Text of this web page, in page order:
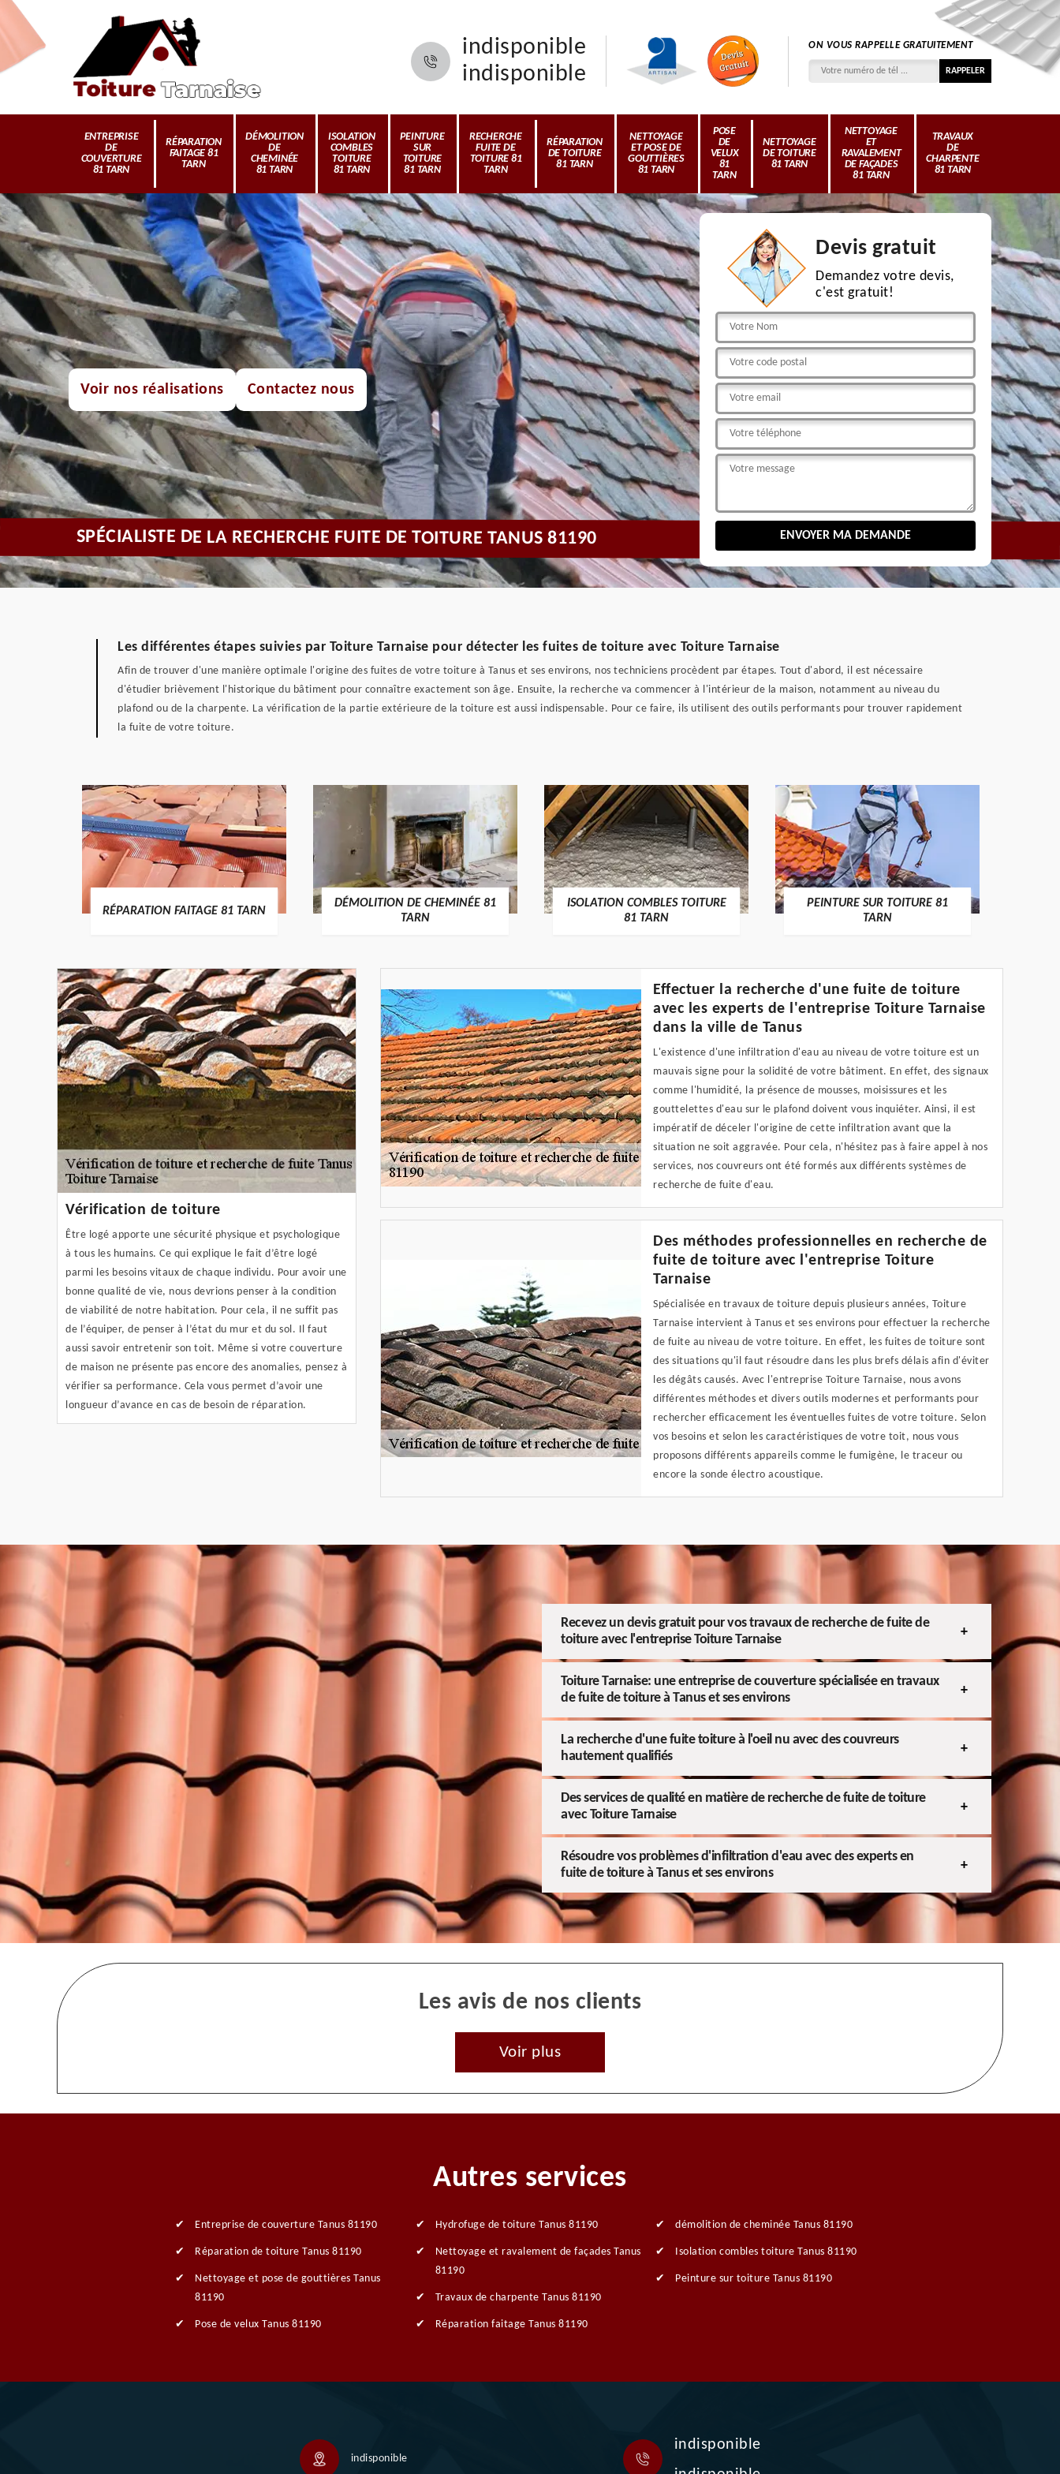
indisponible
indisponible
ON VOUS RAPPELLE GRATUITEMENT
ENTREPRISE
DE
COUVERTURE
81 TARN
RÉPARATION
FAITAGE 81
TARN
DÉMOLITION
DE
CHEMINÉE
81 TARN
ISOLATION
COMBLES
TOITURE
81 TARN
PEINTURE
SUR
TOITURE
81 TARN
RECHERCHE
FUITE DE
TOITURE 81
TARN
RÉPARATION
DE TOITURE
81 TARN
NETTOYAGE
ET POSE DE
GOUTTIÈRES
81 TARN
POSE
DE
VELUX
81
TARN
NETTOYAGE
DE TOITURE
81 TARN
NETTOYAGE
ET
RAVALEMENT
DE FAÇADES
81 TARN
TRAVAUX
DE
CHARPENTE
81 TARN
Voir nos réalisations Contactez nous
Devis gratuit
Demandez votre devis,
c'est gratuit!
SPÉCIALISTE DE LA RECHERCHE FUITE DE TOITURE TANUS 81190
Les différentes étapes suivies par Toiture Tarnaise pour détecter les fuites de toiture avec Toiture Tarnaise
Afin de trouver d'une manière optimale l'origine des fuites de votre toiture à Tanus et ses environs, nos techniciens procèdent par étapes. Tout d'abord, il est nécessaire
d'étudier brièvement l'historique du bâtiment pour connaître exactement son âge. Ensuite, la recherche va commencer à l'intérieur de la maison, notamment au niveau du
plafond ou de la charpente. La vérification de la partie extérieure de la toiture est aussi indispensable. Pour ce faire, ils utilisent des outils performants pour trouver rapidement
la fuite de votre toiture.
RÉPARATION FAITAGE 81 TARN
DÉMOLITION DE CHEMINÉE 81
TARN
ISOLATION COMBLES TOITURE
81 TARN
PEINTURE SUR TOITURE 81
TARN
Vérification de toiture
Être logé apporte une sécurité physique et psychologique
à tous les humains. Ce qui explique le fait d’être logé
parmi les besoins vitaux de chaque individu. Pour avoir une
bonne qualité de vie, nous devrions penser à la condition
de viabilité de notre habitation. Pour cela, il ne suffit pas
de l’équiper, de penser à l’état du mur et du sol. Il faut
aussi savoir entretenir son toit. Même si votre couverture
de maison ne présente pas encore des anomalies, pensez à
vérifier sa performance. Cela vous permet d’avoir une
longueur d’avance en cas de besoin de réparation.
Effectuer la recherche d'une fuite de toiture
avec les experts de l'entreprise Toiture Tarnaise
dans la ville de Tanus
L'existence d'une infiltration d'eau au niveau de votre toiture est un
mauvais signe pour la solidité de votre bâtiment. En effet, des signaux
comme l'humidité, la présence de mousses, moisissures et les
gouttelettes d'eau sur le plafond doivent vous inquiéter. Ainsi, il est
impératif de déceler l'origine de cette infiltration avant que la
situation ne soit aggravée. Pour cela, n'hésitez pas à faire appel à nos
services, nos couvreurs ont été formés aux différents systèmes de
recherche de fuite d'eau.
Des méthodes professionnelles en recherche de
fuite de toiture avec l'entreprise Toiture
Tarnaise
Spécialisée en travaux de toiture depuis plusieurs années, Toiture
Tarnaise intervient à Tanus et ses environs pour effectuer la recherche
de fuite au niveau de votre toiture. En effet, les fuites de toiture sont
des situations qu'il faut résoudre dans les plus brefs délais afin d'éviter
les dégâts causés. Avec l'entreprise Toiture Tarnaise, nous avons
différentes méthodes et divers outils modernes et performants pour
rechercher efficacement les éventuelles fuites de votre toiture. Selon
vos besoins et selon les caractéristiques de votre toit, nous vous
proposons différents appareils comme le fumigène, le traceur ou
encore la sonde électro acoustique.
Recevez un devis gratuit pour vos travaux de recherche de fuite de
toiture avec l'entreprise Toiture Tarnaise
Toiture Tarnaise: une entreprise de couverture spécialisée en travaux
de fuite de toiture à Tanus et ses environs
La recherche d'une fuite toiture à l'oeil nu avec des couvreurs
hautement qualifiés
Des services de qualité en matière de recherche de fuite de toiture
avec Toiture Tarnaise
Résoudre vos problèmes d'infiltration d'eau avec des experts en
fuite de toiture à Tanus et ses environs
Les avis de nos clients
Voir plus
Autres services
Entreprise de couverture Tanus 81190
Réparation de toiture Tanus 81190
Nettoyage et pose de gouttières Tanus
81190
Pose de velux Tanus 81190
Hydrofuge de toiture Tanus 81190
Nettoyage et ravalement de façades Tanus
81190
Travaux de charpente Tanus 81190
Réparation faitage Tanus 81190
démolition de cheminée Tanus 81190
Isolation combles toiture Tanus 81190
Peinture sur toiture Tanus 81190
indisponible
indisponible